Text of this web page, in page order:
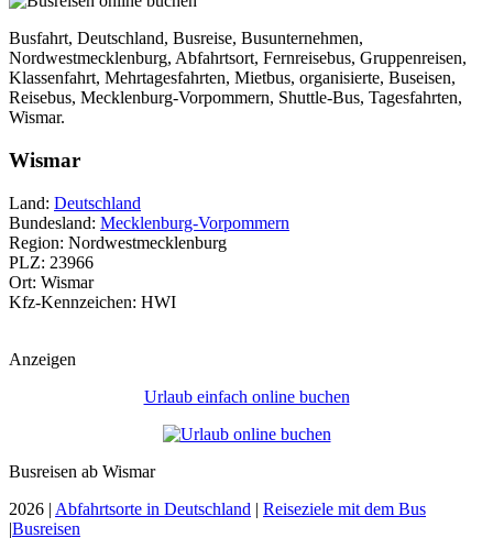
Busfahrt, Deutschland, Busreise, Busunternehmen,
Nordwestmecklenburg, Abfahrtsort, Fernreisebus, Gruppenreisen,
Klassenfahrt, Mehrtagesfahrten, Mietbus, organisierte, Buseisen,
Reisebus, Mecklenburg-Vorpommern, Shuttle-Bus, Tagesfahrten,
Wismar.
Wismar
Land: Deutschland
Bundesland: Mecklenburg-Vorpommern
Region: Nordwestmecklenburg
PLZ: 23966
Ort: Wismar
Kfz-Kennzeichen: HWI
Anzeigen
Urlaub einfach online buchen
Busreisen ab Wismar
2026 | Abfahrtsorte in Deutschland | Reiseziele mit dem Bus
|Busreisen